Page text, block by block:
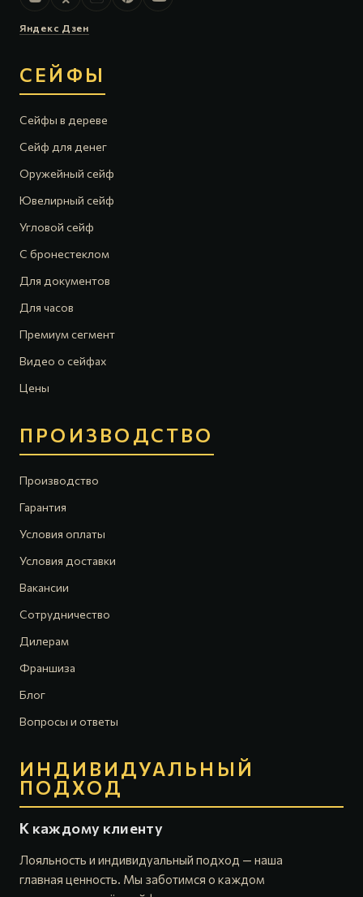
Яндекс Дзен
СЕЙФЫ
Сейфы в дереве
Сейф для денег
Оружейный сейф
Ювелирный сейф
Угловой сейф
С бронестеклом
Для документов
Для часов
Премиум сегмент
Видео о сейфах
Цены
ПРОИЗВОДСТВО
Производство
Гарантия
Условия оплаты
Условия доставки
Вакансии
Сотрудничество
Дилерам
Франшиза
Блог
Вопросы и ответы
ИНДИВИДУАЛЬНЫЙ
ПОДХОД
К каждому клиенту
Лояльность и индивидуальный подход — наша
главная ценность. Мы заботимся о каждом